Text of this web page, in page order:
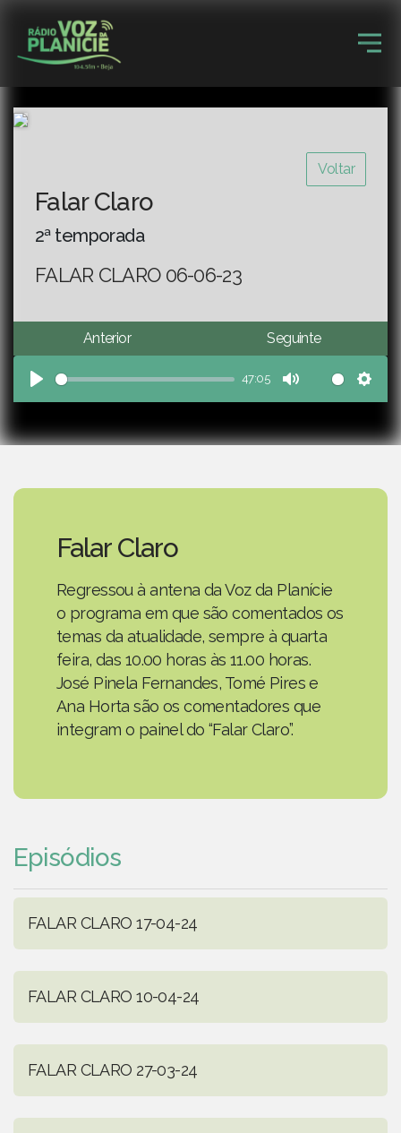
Voltar
Falar Claro
2ª temporada
FALAR CLARO 06-06-23
Anterior Seguinte
Play
47:05
Mute
Falar Claro
Regressou à antena da Voz da Planície
o programa em que são comentados os
temas da atualidade, sempre à quarta
feira, das 10.00 horas às 11.00 horas.
José Pinela Fernandes, Tomé Pires e
Ana Horta são os comentadores que
integram o painel do “Falar Claro”.
Episódios
FALAR CLARO 17-04-24
FALAR CLARO 10-04-24
FALAR CLARO 27-03-24